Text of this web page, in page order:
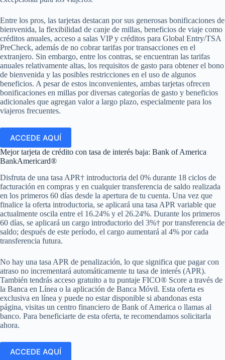
Entre los pros, las tarjetas destacan por sus generosas bonificaciones de
bienvenida, la flexibilidad de canje de millas, beneficios de viaje como
créditos anuales, acceso a salas VIP y créditos para Global Entry/TSA
PreCheck, además de no cobrar tarifas por transacciones en el
extranjero. Sin embargo, entre los contras, se encuentran las tarifas
anuales relativamente altas, los requisitos de gasto para obtener el bono
de bienvenida y las posibles restricciones en el uso de algunos
beneficios. A pesar de estos inconvenientes, ambas tarjetas ofrecen
bonificaciones en millas por diversas categorías de gasto y beneficios
adicionales que agregan valor a largo plazo, especialmente para los
viajeros frecuentes.
ACCEDE AQUÍ
Mejor tarjeta de crédito con tasa de interés baja: Bank of America
BankAmericard®
Disfruta de una tasa APR† introductoria del 0% durante 18 ciclos de
facturación en compras y en cualquier transferencia de saldo realizada
en los primeros 60 días desde la apertura de tu cuenta. Una vez que
finalice la oferta introductoria, se aplicará una tasa APR variable que
actualmente oscila entre el 16.24% y el 26.24%. Durante los primeros
60 días, se aplicará un cargo introductorio del 3%† por transferencia de
saldo; después de este período, el cargo aumentará al 4% por cada
transferencia futura.
No hay una tasa APR de penalización, lo que significa que pagar con
atraso no incrementará automáticamente tu tasa de interés (APR).
También tendrás acceso gratuito a tu puntaje FICO® Score a través de
la Banca en Línea o la aplicación de Banca Móvil. Esta oferta es
exclusiva en línea y puede no estar disponible si abandonas esta
página, visitas un centro financiero de Bank of America o llamas al
banco. Para beneficiarte de esta oferta, te recomendamos solicitarla
ahora.
ACCEDE AQUÍ